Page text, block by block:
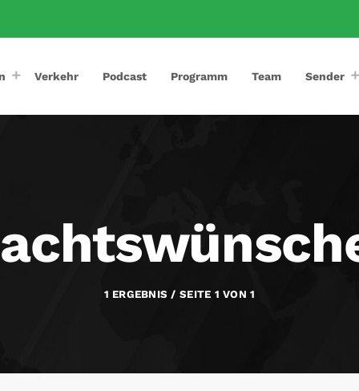
Verkehr Podcast Programm Team Sender
1 ERGEBNIS / SEITE 1 VON 1